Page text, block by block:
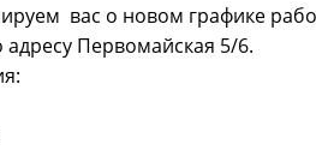
вас о новом графике
Первомайская 5/6.